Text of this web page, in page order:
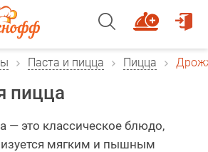
Паста и пицца Пицца
пицца
это классическое блюдо,
мягким и пышным